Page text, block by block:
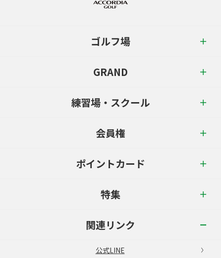
ゴルフ場
GRAND
練習場・スクール
会員権
ポイントカード
特集
関連リンク
公式LINE